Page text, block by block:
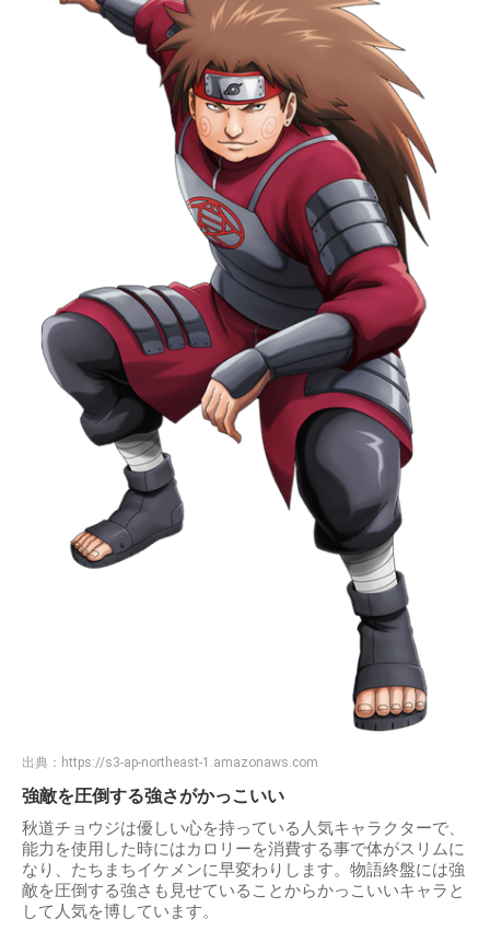
出典： https://s3-ap-northeast-1.amazonaws.com
強敵を圧倒する強さがかっこいい
秋道チョウジは優しい心を持っている人気キャラクターで、
能力を使用した時にはカロリーを消費する事で体がスリムに
なり、たちまちイケメンに早変わりします。物語終盤には強
敵を圧倒する強さも見せていることからかっこいいキャラと
して人気を博しています。